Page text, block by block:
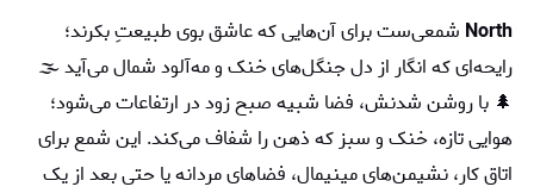
North شمعی‌ست برای آن‌هایی که عاشق بوی طبیعتِ بکرند؛
رایحه‌ای که انگار از دل جنگل‌های خنک و مه‌آلود شمال می‌آید 🌫️
🌲 با روشن شدنش، فضا شبیه صبح زود در ارتفاعات می‌شود؛
هوایی تازه، خنک و سبز که ذهن را شفاف می‌کند. این شمع برای
اتاق کار، نشیمن‌های مینیمال، فضاهای مردانه یا حتی بعد از یک